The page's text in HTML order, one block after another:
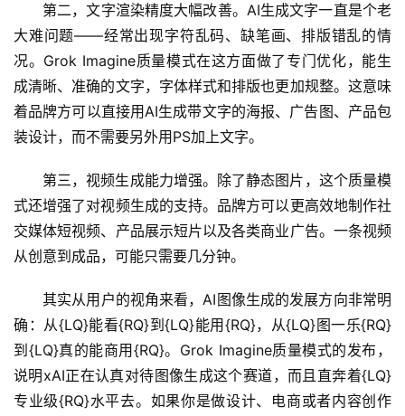
I
日
报
开
源
项
目
第二，文字渲染精度大幅改善。AI生成文字一直是个老
大难问题——经常出现字符乱码、缺笔画、排版错乱的情
况。Grok Imagine质量模式在这方面做了专门优化，能生
成清晰、准确的文字，字体样式和排版也更加规整。这意味
着品牌方可以直接用AI生成带文字的海报、广告图、产品包
装设计，而不需要另外用PS加上文字。
第三，视频生成能力增强。除了静态图片，这个质量模
式还增强了对视频生成的支持。品牌方可以更高效地制作社
交媒体短视频、产品展示短片以及各类商业广告。一条视频
从创意到成品，可能只需要几分钟。
其实从用户的视角来看，AI图像生成的发展方向非常明
确：从{LQ}能看{RQ}到{LQ}能用{RQ}，从{LQ}图一乐{RQ}
到{LQ}真的能商用{RQ}。Grok Imagine质量模式的发布，
说明xAI正在认真对待图像生成这个赛道，而且直奔着{LQ}
专业级{RQ}水平去。如果你是做设计、电商或者内容创作